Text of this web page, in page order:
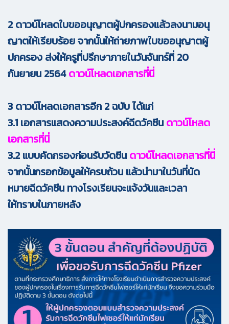
2 ดาวน์โหลดใบขออนุญาตผู้ปกครองแล้วลงนามอนุ
ญาตให้เรียบร้อย จากนั้นให้ถ่ายภาพใบขออนุญาตผู้
ปกครอง ส่งให้ครูที่ปรึกษาภายในวันจันทร์ที่ 20
กันยายน 2564ดาวน์โหลดเอกสารที่นี่
3 ดาวน์โหลดเอกสารอีก 2 ฉบับ ได้แก่
3.1 เอกสารแสดงความประสงค์ฉีดวัคซีน ดาวน์โหลด
เอกสารที่นี่
3.2 แบบคัดกรองก่อนรับวัดซีน ดาวน์โหลดเอกสารที่นี่
จากนั้นกรอกข้อมูลให้ครบถ้วน แล้วนำมาในวันที่นัด
หมายฉีดวัคซีน ทางโรงเรียนจะแจ้งวันและเวลา
ให้ทราบในภายหลัง